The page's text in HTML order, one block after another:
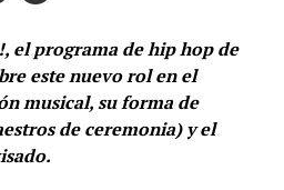
el programa de hip hop de
este nuevo rol en el
musical, su forma de
de ceremonia) y el